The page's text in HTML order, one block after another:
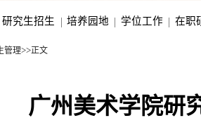
研究生招生 | 培养园地 | 学位工作 | 在职
管理>>正文
广州美术学院研